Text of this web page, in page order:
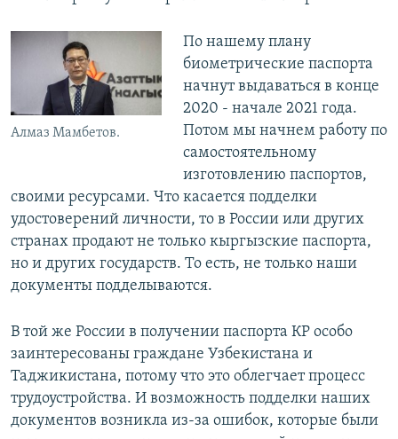
Алмаз Мамбетов.
По нашему плану
биометрические паспорта
начнут выдаваться в конце
2020 - начале 2021 года.
Потом мы начнем работу по
самостоятельному
изготовлению паспортов,
своими ресурсами. Что касается подделки
удостоверений личности, то в России или других
странах продают не только кыргызские паспорта,
но и других государств. То есть, не только наши
документы подделываются.
В той же России в получении паспорта КР особо
заинтересованы граждане Узбекистана и
Таджикистана, потому что это облегчает процесс
трудоустройства. И возможность подделки наших
документов возникла из-за ошибок, которые были